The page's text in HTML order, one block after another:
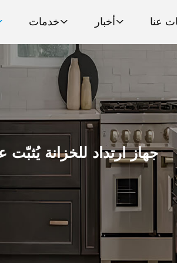
خدمات أخبار عنا
جهاز ارتداد للخزانة